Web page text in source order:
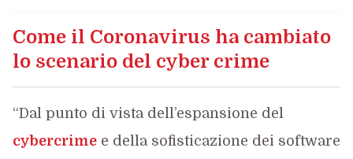
Come il Coronavirus ha cambiato
lo scenario del cyber crime
“Dal punto di vista dell’espansione del
cybercrimee della sofisticazione dei software